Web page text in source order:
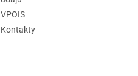
VPOIS
Kontakty